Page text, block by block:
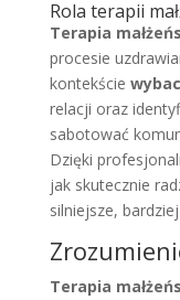
Rola terapii
Terapia
procesie
kontekście
relacji oraz
sabotować
Dzięki
jak skutecznie
silniejsze,
Terapia